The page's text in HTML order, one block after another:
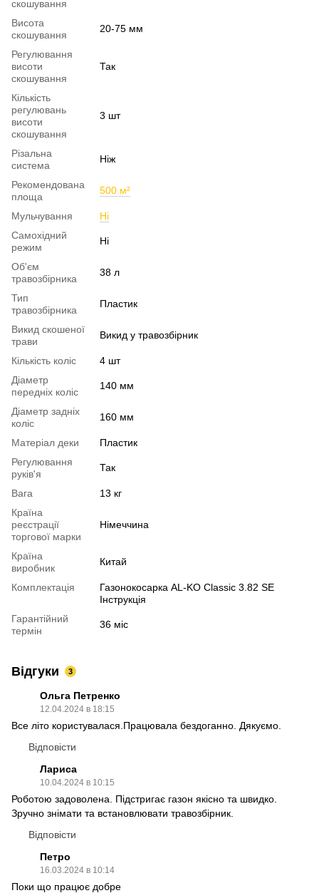
скошування
Висота
скошування
20-75 мм
Регулювання
висоти
скошування
Так
Кількість
регулювань
висоти
скошування
3 шт
Різальна
система
Ніж
Рекомендована
площа
500 м²
Мульчування
Ні
Самохідний
режим
Ні
Об'єм
травозбірника
38 л
Тип
травозбірника
Пластик
Викид скошеної
трави
Викид у травозбірник
Кількість коліс
4 шт
Діаметр
передніх коліс
140 мм
Діаметр задніх
коліс
160 мм
Матеріал деки
Пластик
Регулювання
руків'я
Так
Вага
13 кг
Країна
реєстрації
торгової марки
Німеччина
Країна
виробник
Китай
Комплектація
Газонокосарка AL-KO Classic 3.82 SE
Інструкція
Гарантійний
термін
36 міс
Відгуки 3
Ольга Петренко
12.04.2024 в 18:15
Все літо користувалася.Працювала бездоганно. Дякуємо.
Відповісти
Лариса
10.04.2024 в 10:15
Роботою задоволена. Підстригає газон якісно та швидко.
Зручно знімати та встановлювати травозбірник.
Відповісти
Петро
16.03.2024 в 10:14
Поки що працює добре